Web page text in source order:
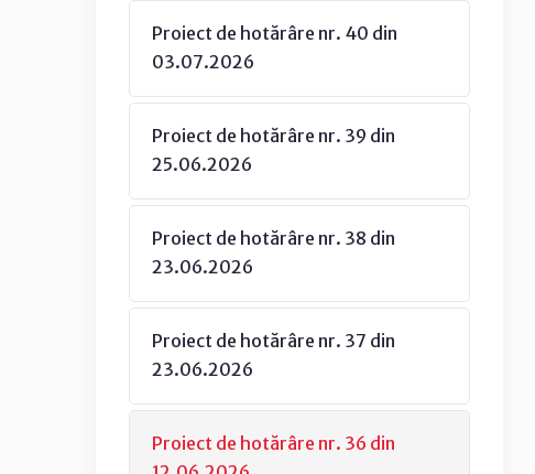
Proiect de hotărâre nr. 40 din
03.07.2026
Proiect de hotărâre nr. 39 din
25.06.2026
Proiect de hotărâre nr. 38 din
23.06.2026
Proiect de hotărâre nr. 37 din
23.06.2026
Proiect de hotărâre nr. 36 din